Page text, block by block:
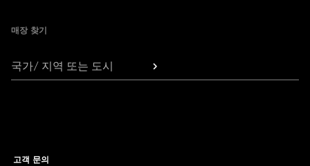
매장 찾기
국가/ 지역 또는 도시
고객 문의